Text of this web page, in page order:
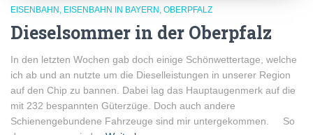
EISENBAHN EISENBAHN IN BAYERN OBERPFALZ
Dieselsommer in der Oberpfalz
In den letzten Wochen gab doch einige Schönwettertage, welche
ich ab und an nutzte um die Dieselleistungen in unserer Region
auf den Chip zu bannen. Dabei lag das Hauptaugenmerk auf die
mit 232 bespannten Güterzüge. Doch auch andere
Schienengebundene Fahrzeuge sind mir untergekommen. So